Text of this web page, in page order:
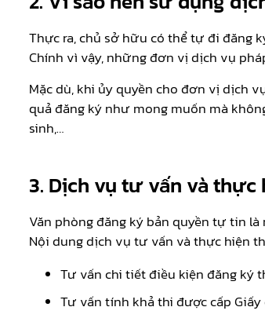
Thực ra, chủ sở hữu có thể tự đi đăng
Chính vì vậy, những đơn vị dịch vụ
Mặc dù, khi ủy quyền cho đơn vị dịch
quả đăng ký như mong muốn mà
sinh,…
3. Dịch vụ tư vấn và
Văn phòng đăng ký bản quyền tự tin
Nội dung dịch vụ tư vấn và thực hiện
Tư vấn chi tiết điều kiện đăng ký
Tư vấn tính khả thi được cấp